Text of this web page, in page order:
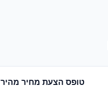
טופס הצעת מחיר מהיר